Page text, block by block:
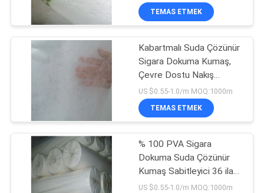
Suda Çözünür
Olmayan Dokuma
Kumaş
33
TEMAS ETMEK
Kabartmalı Suda Çözünür
Sigara Dokuma Kumaş,
Çevre Dostu Nakış
Destek Kağıdı
US $0.55-1.0/m MOQ:1000m
TEMAS ETMEK
% 100 PVA Sigara
Dokuma Suda Çözünür
Kumaş Sabitleyici 36 ila
60 inç Genişlik Opsiyonel
US $0.55-1.0/m MOQ:1000m